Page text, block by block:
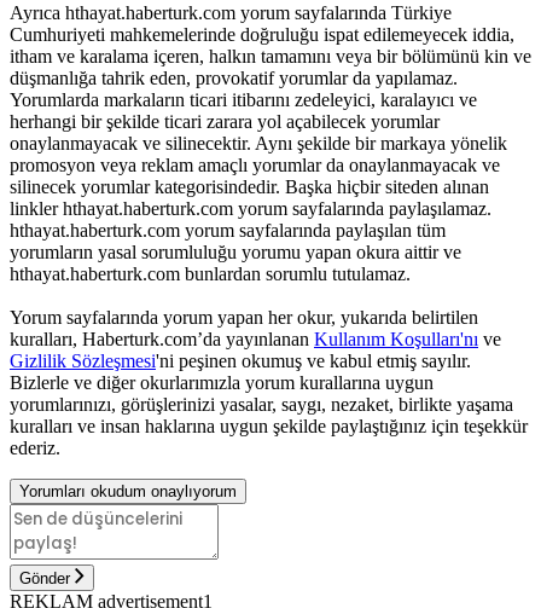
Ayrıca hthayat.haberturk.com yorum sayfalarında Türkiye
Cumhuriyeti mahkemelerinde doğruluğu ispat edilemeyecek iddia,
itham ve karalama içeren, halkın tamamını veya bir bölümünü kin ve
düşmanlığa tahrik eden, provokatif yorumlar da yapılamaz.
Yorumlarda markaların ticari itibarını zedeleyici, karalayıcı ve
herhangi bir şekilde ticari zarara yol açabilecek yorumlar
onaylanmayacak ve silinecektir. Aynı şekilde bir markaya yönelik
promosyon veya reklam amaçlı yorumlar da onaylanmayacak ve
silinecek yorumlar kategorisindedir. Başka hiçbir siteden alınan
linkler hthayat.haberturk.com yorum sayfalarında paylaşılamaz.
hthayat.haberturk.com yorum sayfalarında paylaşılan tüm
yorumların yasal sorumluluğu yorumu yapan okura aittir ve
hthayat.haberturk.com bunlardan sorumlu tutulamaz.
Yorum sayfalarında yorum yapan her okur, yukarıda belirtilen
kuralları, Haberturk.com’da yayınlanan Kullanım Koşulları'nı ve
Gizlilik Sözleşmesi'ni peşinen okumuş ve kabul etmiş sayılır.
Bizlerle ve diğer okurlarımızla yorum kurallarına uygun
yorumlarınızı, görüşlerinizi yasalar, saygı, nezaket, birlikte yaşama
kuralları ve insan haklarına uygun şekilde paylaştığınız için teşekkür
ederiz.
Yorumları okudum onaylıyorum
Gönder
REKLAM advertisement1